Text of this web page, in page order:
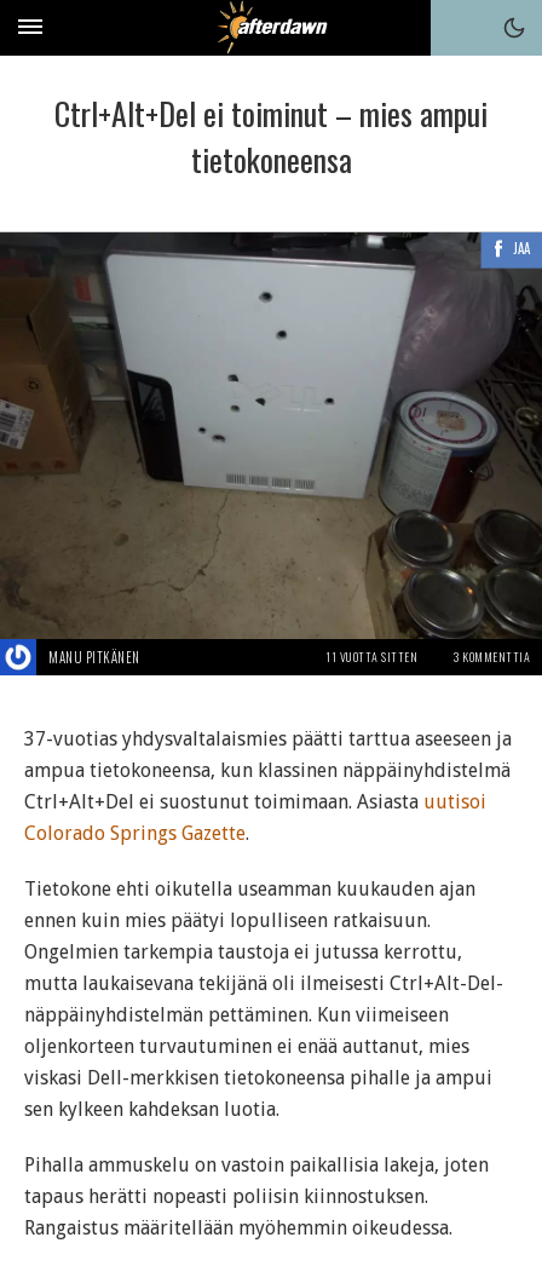
Ctrl+Alt+Del ei toiminut – mies ampui
tietokoneensa
JAA
MANU PITKÄNEN 11 VUOTTA SITTEN 3 KOMMENTTIA
37-vuotias yhdysvaltalaismies päätti tarttua aseeseen ja
ampua tietokoneensa, kun klassinen näppäinyhdistelmä
Ctrl+Alt+Del ei suostunut toimimaan. Asiasta uutisoi
Colorado Springs Gazette.
Tietokone ehti oikutella useamman kuukauden ajan
ennen kuin mies päätyi lopulliseen ratkaisuun.
Ongelmien tarkempia taustoja ei jutussa kerrottu,
mutta laukaisevana tekijänä oli ilmeisesti Ctrl+Alt-Del-
näppäinyhdistelmän pettäminen. Kun viimeiseen
oljenkorteen turvautuminen ei enää auttanut, mies
viskasi Dell-merkkisen tietokoneensa pihalle ja ampui
sen kylkeen kahdeksan luotia.
Pihalla ammuskelu on vastoin paikallisia lakeja, joten
tapaus herätti nopeasti poliisin kiinnostuksen.
Rangaistus määritellään myöhemmin oikeudessa.